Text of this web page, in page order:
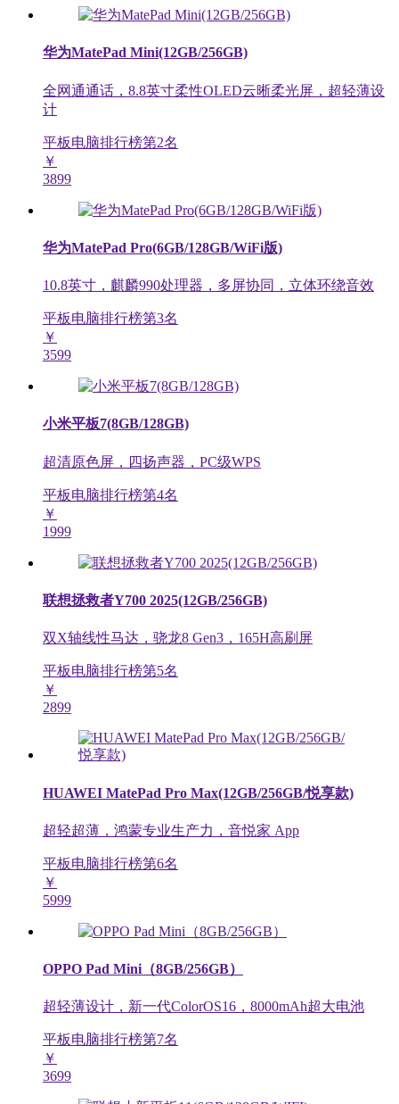
华为MatePad Mini(12GB/256GB)
全网通通话，8.8英寸柔性OLED云晰柔光屏，超轻薄设
计
平板电脑排行榜第2名
￥
3899
华为MatePad Pro(6GB/128GB/WiFi版)
10.8英寸，麒麟990处理器，多屏协同，立体环绕音效
平板电脑排行榜第3名
￥
3599
小米平板7(8GB/128GB)
超清原色屏，四扬声器，PC级WPS
平板电脑排行榜第4名
￥
1999
联想拯救者Y700 2025(12GB/256GB)
双X轴线性马达，骁龙8 Gen3，165H高刷屏
平板电脑排行榜第5名
￥
2899
HUAWEI MatePad Pro Max(12GB/256GB/悦享款)
超轻超薄，鸿蒙专业生产力，音悦家 App
平板电脑排行榜第6名
￥
5999
OPPO Pad Mini（8GB/256GB）
超轻薄设计，新一代ColorOS16，8000mAh超大电池
平板电脑排行榜第7名
￥
3699